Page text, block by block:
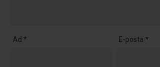
Ad * E-posta *